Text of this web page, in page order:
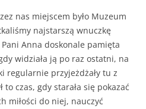
nas miejscem było Muzeum
najstarszą wnuczkę
Anna doskonale pamięta
widziała ją po raz ostatni, na
regularnie przyjeżdżały tu z
czas, gdy starała się pokazać
miłości do niej, nauczyć